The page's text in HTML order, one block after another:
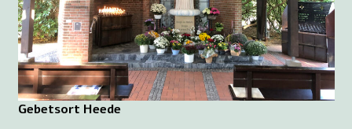
Gebetsort Heede